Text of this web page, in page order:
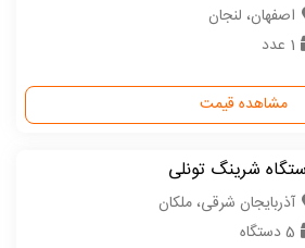
اصفهان، لنجان
1 عدد
مشاهده قیمت
شرینگ تونلی
آذربایجان شرقی، ملکان
5 دستگاه